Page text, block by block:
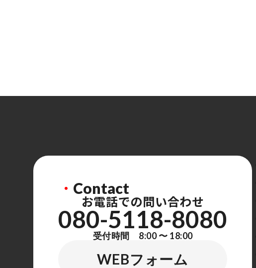
・ Contact
お電話での問い合わせ
080-5118-8080
受付時間 8:00 〜 18:00
WEBフォーム